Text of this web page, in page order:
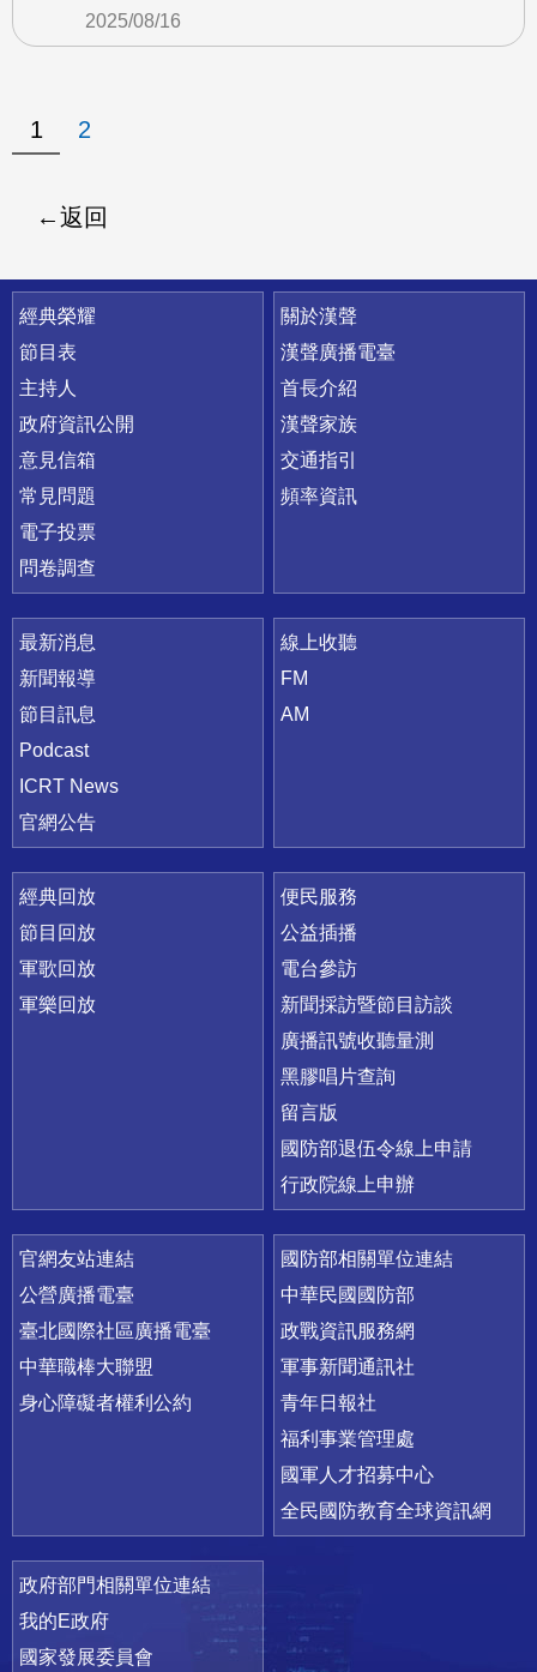
2025/08/16
1 2
返回
快速連結
經典榮耀
節目表
主持人
政府資訊公開
意見信箱
常見問題
電子投票
問卷調查
關於漢聲
漢聲廣播電臺
首長介紹
漢聲家族
交通指引
頻率資訊
最新消息
新聞報導
節目訊息
Podcast
ICRT News
官網公告
線上收聽
FM
AM
經典回放
節目回放
軍歌回放
軍樂回放
便民服務
公益插播
電台參訪
新聞採訪暨節目訪談
廣播訊號收聽量測
黑膠唱片查詢
留言版
國防部退伍令線上申請
行政院線上申辦
官網友站連結
公營廣播電臺
臺北國際社區廣播電臺
中華職棒大聯盟
身心障礙者權利公約
國防部相關單位連結
中華民國國防部
政戰資訊服務網
軍事新聞通訊社
青年日報社
福利事業管理處
國軍人才招募中心
全民國防教育全球資訊網
政府部門相關單位連結
我的E政府
國家發展委員會